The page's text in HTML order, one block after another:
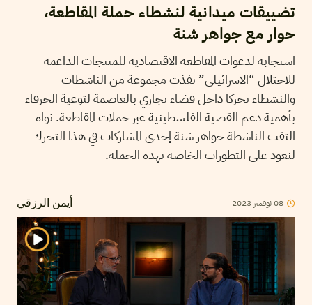
تضييقات ميدانية لنشطاء حملة المقاطعة،
حوار مع جواهر شنة
استجابة لدعوات المقاطعة الاقتصادية للمنتجات الداعمة
للاحتلال “الاسرائيلي” نفذت مجموعة من الناشطات
والنشطاء تحركا داخل فضاء تجاري بالعاصمة لتوعية الحرفاء
بأهمية دعم القضية الفلسطينية عبر حملات المقاطعة. نواة
التقت الناشطة جواهر شنة إحدى المشاركات في هذا التحرك
لنعود على التطورات الخاصة بهذه الحملة.
أيمن الرزقي 08نوفمبر 2023